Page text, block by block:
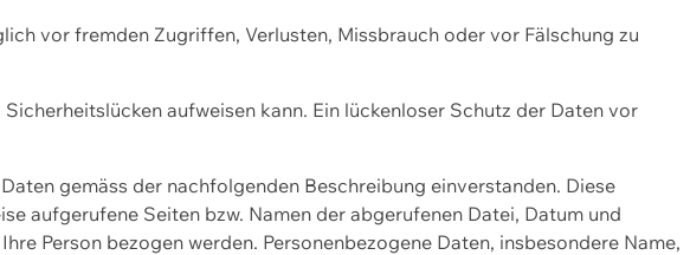
vor fremden Zugriffen, Verlusten, Missbrauch oder vor Fälschung zu
aufweisen kann. Ein lückenloser Schutz der Daten vor
gemäss der nachfolgenden Beschreibung einverstanden. Diese
aufgerufene Seiten bzw. Namen der abgerufenen Datei, Datum und
Person bezogen werden. Personenbezogene Daten, insbesondere Name,